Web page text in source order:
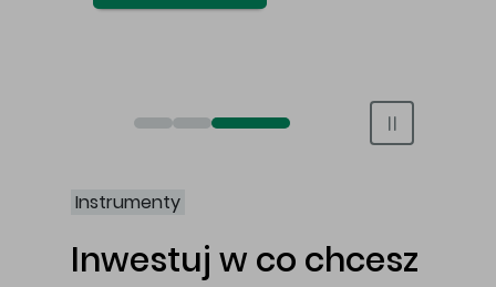
Otwórz rachunek maklerski online
Otwórz konto IKE/IKZE
Świat bez swap i prowizji
Instrumenty
Inwestuj w co chcesz